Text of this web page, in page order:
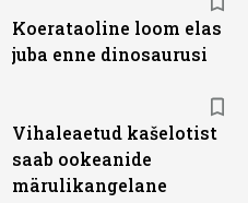
Koerataoline loom elas
juba enne dinosaurusi
Vihaleaetud kašelotist
saab ookeanide
märulikangelane